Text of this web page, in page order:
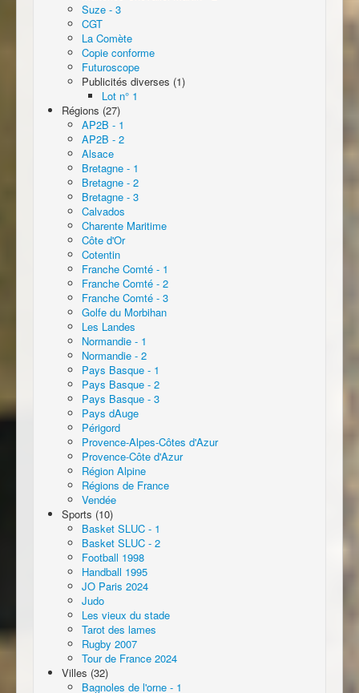
Suze - 3
CGT
La Comète
Copie conforme
Futuroscope
Publicités diverses (1)
Lot n° 1
Régions (27)
AP2B - 1
AP2B - 2
Alsace
Bretagne - 1
Bretagne - 2
Bretagne - 3
Calvados
Charente Maritime
Côte d'Or
Cotentin
Franche Comté - 1
Franche Comté - 2
Franche Comté - 3
Golfe du Morbihan
Les Landes
Normandie - 1
Normandie - 2
Pays Basque - 1
Pays Basque - 2
Pays Basque - 3
Pays dAuge
Périgord
Provence-Alpes-Côtes d'Azur
Provence-Côte d'Azur
Région Alpine
Régions de France
Vendée
Sports (10)
Basket SLUC - 1
Basket SLUC - 2
Football 1998
Handball 1995
JO Paris 2024
Judo
Les vieux du stade
Tarot des lames
Rugby 2007
Tour de France 2024
Villes (32)
Bagnoles de l'orne - 1